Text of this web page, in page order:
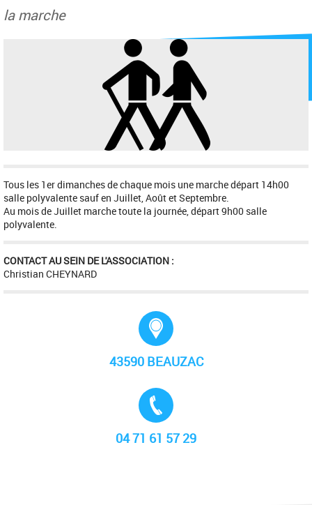
la marche
Tous les 1er dimanches de chaque mois une marche départ 14h00
salle polyvalente sauf en Juillet, Août et Septembre.
Au mois de Juillet marche toute la journée, départ 9h00 salle
polyvalente.
CONTACT AU SEIN DE L'ASSOCIATION :
Christian CHEYNARD
43590 BEAUZAC
04 71 61 57 29